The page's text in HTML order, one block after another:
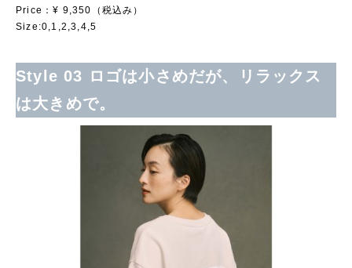
Price：¥ 9,350（税込み）
Size:0,1,2,3,4,5
Style 03 ロゴは小さめだが、リラックス
は大きめで。